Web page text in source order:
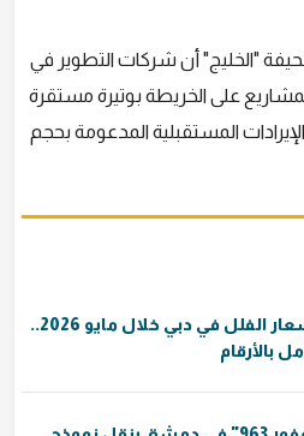
"الخليج" أن شركات التطوير في
على الخريطة بوتيرة مستقرة
المستقبلية المدعومة بحجم
مبيعات وأسعار الفلل في دبي خلال مايو 2026..
بالأرقام